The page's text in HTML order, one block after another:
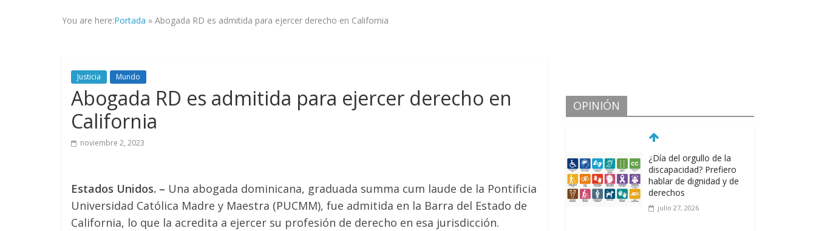
veracidad
con
propósito
mantener
tod@s
nuestr@s
lectores.
You are here:Portada » Abogada RD es admitida para ejercer derecho en California
Justicia Mundo
Abogada RD es admitida para ejercer derecho en
California
noviembre 2, 2023
Estados Unidos. – Una abogada dominicana, graduada summa cum laude de la Pontificia
Universidad Católica Madre y Maestra (PUCMM), fue admitida en la Barra del Estado de
California, lo que la acredita a ejercer su profesión de derecho en esa jurisdicción.
OPINIÓN
¿Día del orgullo de la
discapacidad? Prefiero
hablar de dignidad y de
derechos
julio 27, 2026